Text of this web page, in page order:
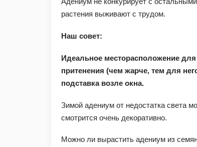
растения выживают с трудом.
Наш совет:
Идеальное месторасположение
притенения (чем жарче, тем для
подставка возле окна.
Зимой адениум от недостатка света
смотрится очень декоративно.
Можно ли вырастить адениум из